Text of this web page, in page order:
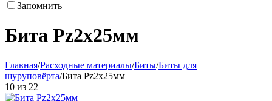
Запомнить
Бита Pz2х25мм
Главная/Расходные материалы/Биты/Биты для
шуруповёрта/Бита Pz2х25мм
10 из 22